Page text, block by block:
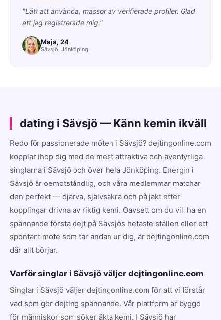
"Lätt att använda, massor av verifierade profiler. Glad
att jag registrerade mig."
Maja, 24
Sävsjö, Jönköping
dating i Sävsjö — Känn kemin ikväll
Redo för passionerade möten i Sävsjö? dejtingonline.com
kopplar ihop dig med de mest attraktiva och äventyrliga
singlarna i Sävsjö och över hela Jönköping. Energin i
Sävsjö är oemotståndlig, och våra medlemmar matchar
den perfekt — djärva, självsäkra och på jakt efter
kopplingar drivna av riktig kemi. Oavsett om du vill ha en
spännande första dejt på Sävsjös hetaste ställen eller ett
spontant möte som tar andan ur dig, är dejtingonline.com
där allt börjar.
Varför singlar i Sävsjö väljer dejtingonline.com
Singlar i Sävsjö väljer dejtingonline.com för att vi förstår
vad som gör dejting spännande. Vår plattform är byggd
för människor som söker äkta kemi. I Sävsjö har